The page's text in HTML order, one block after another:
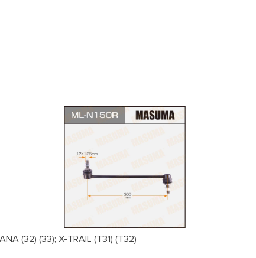
(32) (33); X-TRAIL (T31) (T32)